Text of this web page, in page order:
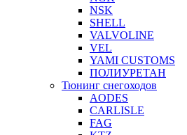
NSK
SHELL
VALVOLINE
VEL
YAMI CUSTOMS
ПОЛИУРЕТАН
Тюнинг снегоходов
AODES
CARLISLE
FAG